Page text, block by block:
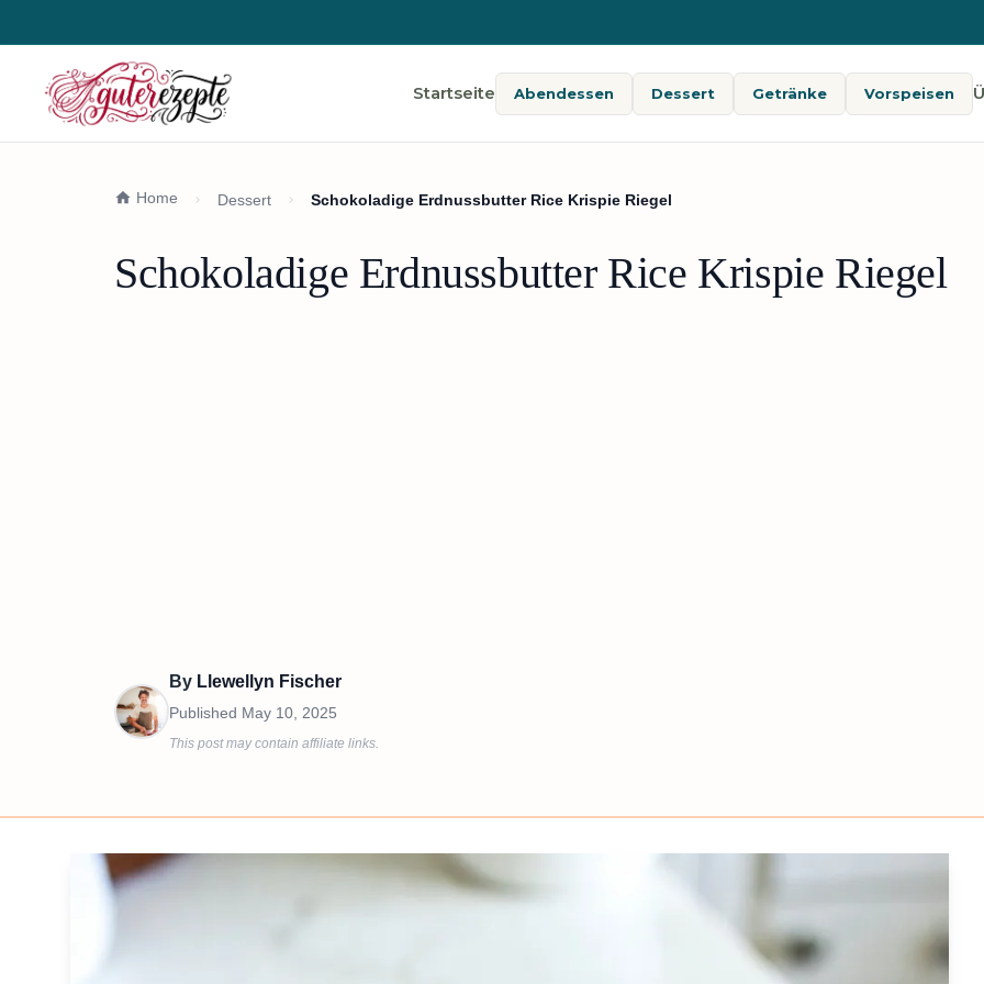
Startseite Abendessen Dessert Getränke Vorspeisen
Home Dessert Schokoladige Erdnussbutter Rice Krispie Riegel
Schokoladige Erdnussbutter Rice Krispie Riegel
By Llewellyn Fischer
Published May 10, 2025
This post may contain affiliate links.